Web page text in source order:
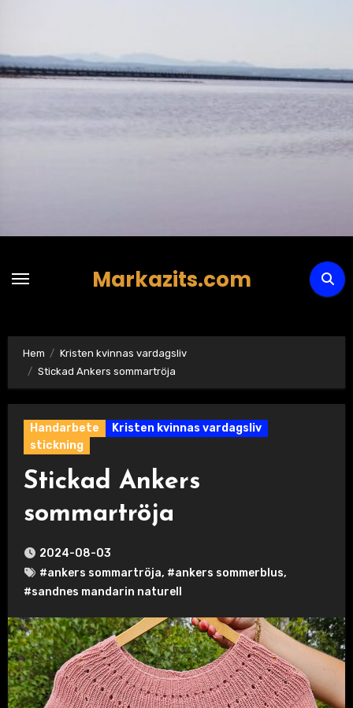
innehåll
Markazits.com
Hem
Kristen kvinnas vardagsliv
Stickad Ankers sommartröja
Handarbete
Kristen kvinnas vardagsliv
stickning
Stickad Ankers
sommartröja
2024-08-03
#ankers sommartröja, #ankers sommerblus,
#sandnes mandarin naturell